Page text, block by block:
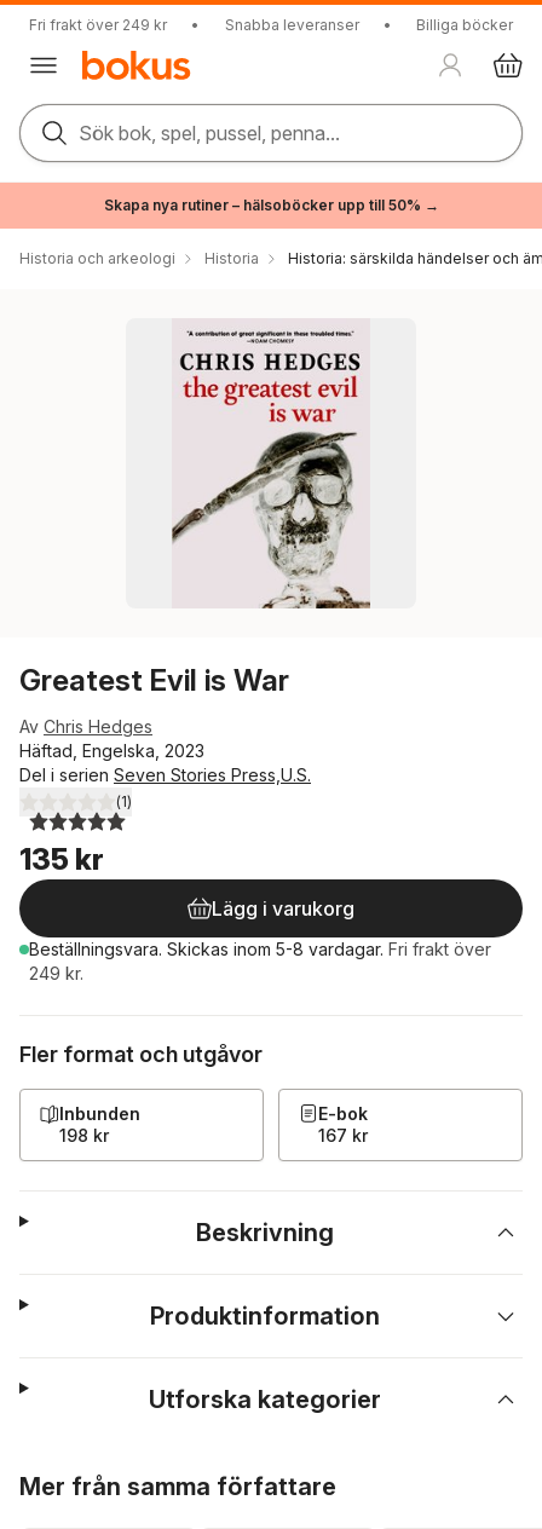
Fri frakt över 249 kr • Snabba leveranser • Billiga böcker
Sök bok, spel, pussel, penna...
Skapa nya rutiner – hälsoböcker upp till 50% →
Historia och arkeologi Historia Historia: särskilda händelser och
Greatest Evil is War
Av Chris Hedges
Häftad, Engelska, 2023
Del i serien Seven Stories Press,U.S.
5,0utav 5 stjärnor. Totalt antal röster:
(1)
135 kr
Lägg i varukorg
Beställningsvara. Skickas inom 5-8 vardagar. Fri frakt över
249 kr.
Fler format och utgåvor
Inbunden
198 kr
E-bok
167 kr
Beskrivning
Produktinformation
Utforska kategorier
Mer från samma författare